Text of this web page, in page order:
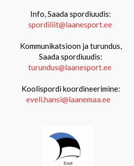
Info, Saada spordiuudis:
spordiliit@laanesport.ee
Kommunikatsioon ja turundus,
Saada spordiuudis:
turundus@laanesport.ee
Koolispordi koordineerimine:
eveli.hansi@laanemaa.ee